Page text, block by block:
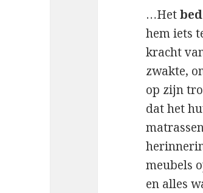
…Hetbed
hem iets
kracht
zwakte,
op zijn
dat het
meubels
en alles